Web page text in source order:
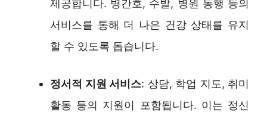
제공합니다. 병간호, 수발, 병원 동행 등의
서비스를 통해 더 나은 건강 상태를 유지
할 수 있도록 돕습니다.
정서적 지원 서비스: 상담, 학업 지도, 취미
활동 등의 지원이 포함됩니다. 이는 정신